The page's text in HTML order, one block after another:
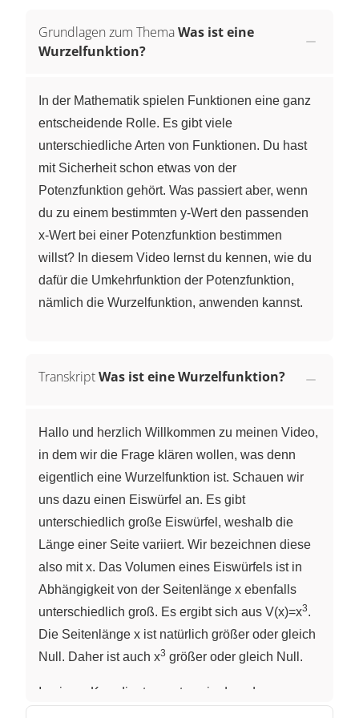
Grundlagen zum ThemaWas ist eine
Wurzelfunktion?
In der Mathematik spielen Funktionen eine ganz
entscheidende Rolle. Es gibt viele
unterschiedliche Arten von Funktionen. Du hast
mit Sicherheit schon etwas von der
Potenzfunktion gehört. Was passiert aber, wenn
du zu einem bestimmten y-Wert den passenden
x-Wert bei einer Potenzfunktion bestimmen
willst? In diesem Video lernst du kennen, wie du
dafür die Umkehrfunktion der Potenzfunktion,
nämlich die Wurzelfunktion, anwenden kannst.
TranskriptWas ist eine Wurzelfunktion?
Hallo und herzlich Willkommen zu meinen Video,
in dem wir die Frage klären wollen, was denn
eigentlich eine Wurzelfunktion ist. Schauen wir
uns dazu einen Eiswürfel an. Es gibt
unterschiedlich große Eiswürfel, weshalb die
Länge einer Seite variiert. Wir bezeichnen diese
also mit x. Das Volumen eines Eiswürfels ist in
Abhängigkeit von der Seitenlänge x ebenfalls
unterschiedlich groß. Es ergibt sich aus V(x)=x3.
Die Seitenlänge x ist natürlich größer oder gleich
Null. Daher ist auch x3 größer oder gleich Null.
In einem Koordinatensystem, in dem das